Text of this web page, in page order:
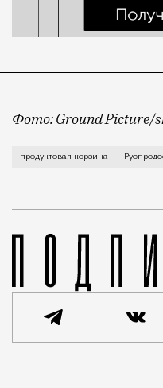
Фото: Ground Picture/
По мнению
продуктовая корзина